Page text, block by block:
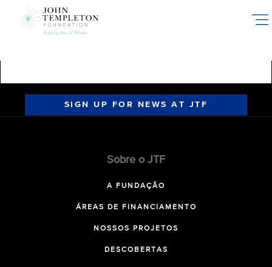
SIGN UP FOR NEWS AT JTF
Sobre o JTF
A FUNDAÇÃO
ÁREAS DE FINANCIAMENTO
NOSSOS PROJETOS
DESCOBERTAS